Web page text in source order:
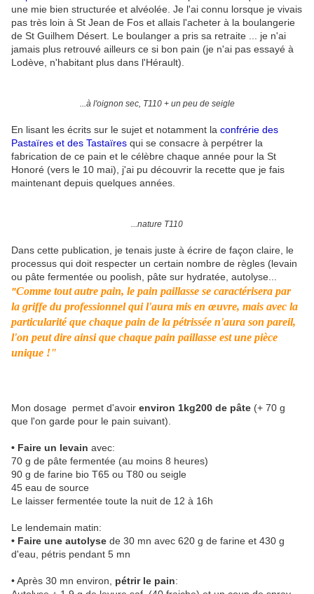
une mie bien structurée et alvéolée. Je l'ai connu lorsque je vivais
pas très loin à St Jean de Fos et allais l'acheter à la boulangerie
de St Guilhem Désert. Le boulanger a pris sa retraite ... je n'ai
jamais plus retrouvé ailleurs ce si bon pain (je n'ai pas essayé à
Lodève, n'habitant plus dans l'Hérault).
...à l'oignon sec, T110 + un peu de seigle
En lisant les écrits sur le sujet et notamment la confrérie des
Pastaïres et des Tastaïres qui se consacre à perpétrer la
fabrication de ce pain et le célèbre chaque année pour la St
Honoré (vers le 10 mai), j'ai pu découvrir la recette que je fais
maintenant depuis quelques années.
...nature T110
Dans cette publication, je tenais juste à écrire de façon claire, le
processus qui doit respecter un certain nombre de règles (levain
ou pâte fermentée ou poolish, pâte sur hydratée, autolyse...
"Comme tout autre pain, le pain paillasse se caractérisera par
la griffe du professionnel qui l'aura mis en œuvre, mais avec la
particularité que chaque pain de la pétrissée n'aura son pareil,
l'on peut dire ainsi que chaque pain paillasse est une pièce
unique !"
Mon dosage permet d'avoir environ 1kg200 de pâte (+ 70 g
que l'on garde pour le pain suivant).
• Faire un levain avec:
70 g de pâte fermentée (au moins 8 heures)
90 g de farine bio T65 ou T80 ou seigle
45 eau de source
Le laisser fermentée toute la nuit de 12 à 16h
Le lendemain matin:
• Faire une autolyse de 30 mn avec 620 g de farine et 430 g
d'eau, pétris pendant 5 mn
• Après 30 mn environ, pétrir le pain: